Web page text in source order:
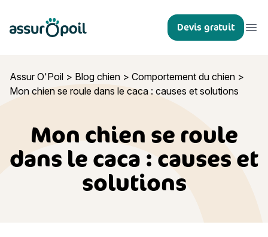
Assur O'Poil Devis gratuit
Assur O'Poil > Blog chien > Comportement du chien >
Mon chien se roule dans le caca : causes et solutions
Mon chien se roule
dans le caca : causes et
solutions